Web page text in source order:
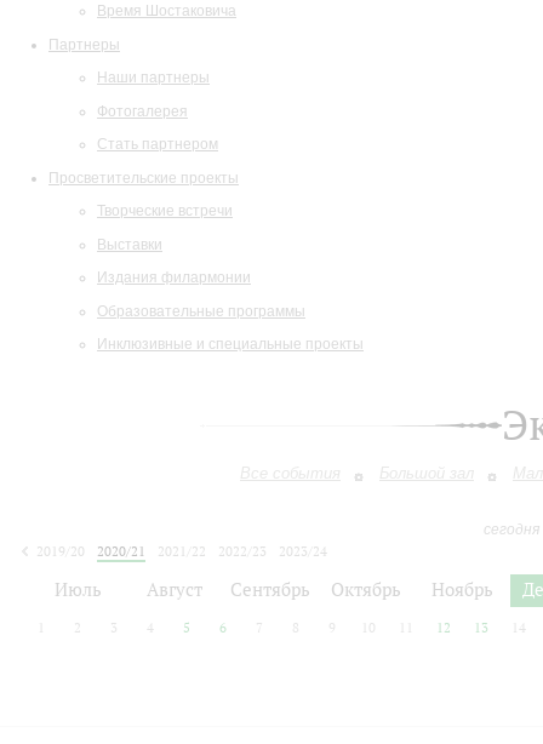
Время Шостаковича
Партнеры
Наши партнеры
Фотогалерея
Стать партнером
Просветительские проекты
Творческие встречи
Выставки
Издания филармонии
Образовательные программы
Инклюзивные и специальные проекты
Все события Большой зал
2019/20
2020/21 2021/22 2022/23
2023/24
Июль Август Сентябрь Октябрь Ноябрь
2 3 4 5 6 7 8 9 10 12 13 14